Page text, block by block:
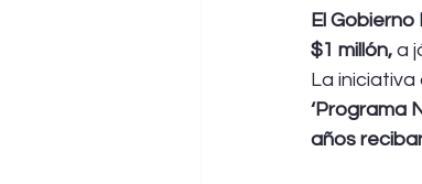
El
$1 millón, a
La
‘Programa
años